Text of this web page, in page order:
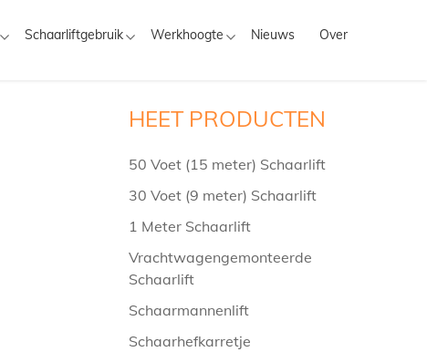
Schaarliftgebruik Werkhoogte Nieuws Over
HEET PRODUCTEN
50 Voet (15 meter) Schaarlift
30 Voet (9 meter) Schaarlift
1 Meter Schaarlift
Vrachtwagengemonteerde
Schaarlift
Schaarmannenlift
Schaarhefkarretje